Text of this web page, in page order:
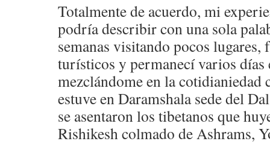
Totalmente de acuerdo, mi
podría describir con una sola
semanas visitando pocos lugares,
turísticos y permanecí varios días
mezclándome en la cotidianiedad
estuve en Daramshala sede del
se asentaron los tibetanos que
Rishikesh colmado de Ashrams,